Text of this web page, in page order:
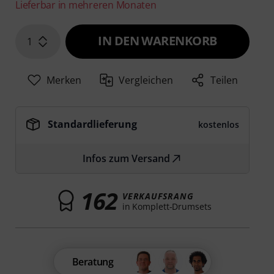
Lieferbar in mehreren Monaten
1 IN DEN WARENKORB
Merken Vergleichen Teilen
Standardlieferung kostenlos
Infos zum Versand
162 VERKAUFSRANG
in Komplett-Drumsets
Beratung